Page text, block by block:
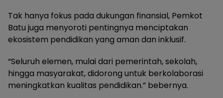
Tak hanya fokus pada dukungan finansial, Pemkot
Batu juga menyoroti pentingnya menciptakan
ekosistem pendidikan yang aman dan inklusif.
“Seluruh elemen, mulai dari pemerintah, sekolah,
hingga masyarakat, didorong untuk berkolaborasi
meningkatkan kualitas pendidikan.” bebernya.